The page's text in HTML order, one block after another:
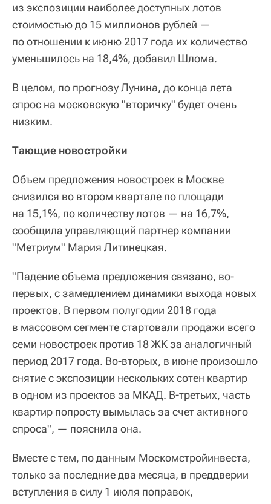
из экспозиции наиболее доступных лотов
стоимостью до 15 миллионов рублей —
по отношении к июню 2017 года их количество
уменьшилось на 18,4%, добавил Шлома.
В целом, по прогнозу Лунина, до конца лета
спрос на московскую "вторичку" будет очень
низким.
Тающие новостройки
Объем предложения новостроек в Москве
снизился во втором квартале по площади
на 15,1%, по количеству лотов — на 16,7%,
сообщила управляющий партнер компании
"Метриум" Мария Литинецкая.
"Падение объема предложения связано, во-
первых, с замедлением динамики выхода новых
проектов. В первом полугодии 2018 года
в массовом сегменте стартовали продажи всего
семи новостроек против 18 ЖК за аналогичный
период 2017 года. Во-вторых, в июне произошло
снятие с экспозиции нескольких сотен квартир
в одном из проектов за МКАД. В-третьих, часть
квартир попросту вымылась за счет активного
спроса", — пояснила она.
Вместе с тем, по данным Москомстройинвеста,
только за последние два месяца, в преддверии
вступления в силу 1 июля поправок,